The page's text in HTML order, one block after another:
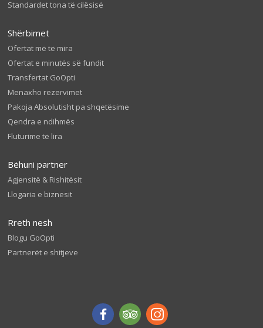
Standardet tona të cilësisë
Shërbimet
Ofertat më të mira
Ofertat e minutës së fundit
Transfertat GoOpti
Menaxho rezervimet
Pakoja Absolutisht pa shqetësime
Qendra e ndihmës
Fluturime të lira
Bëhuni partner
Agjensitë & Rishitësit
Llogaria e biznesit
Rreth nesh
Blogu GoOpti
Partnerët e shitjeve